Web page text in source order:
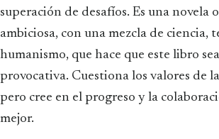
superación de desafíos. Es una novela
ambiciosa, con una mezcla de ciencia,
humanismo, que hace que este libro
provocativa. Cuestiona los valores de
pero cree en el progreso y la
mejor.